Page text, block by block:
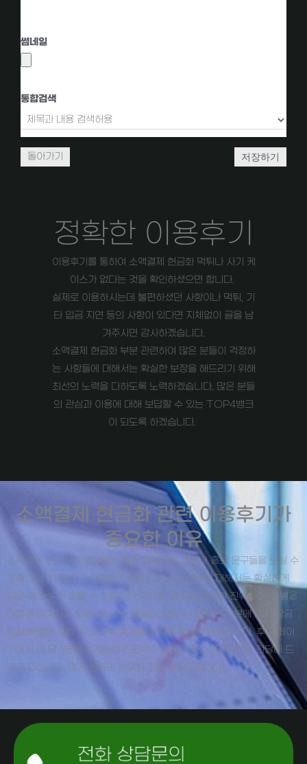
썸네일
통합검색
돌아가기 저장하기
정확한 이용후기
이용후기를 통하여 소액결제 현금화 먹튀나 사기 케
이스가 없다는 것을 확인하셨으면 합니다.
실제로 이용하시는데 불편하셨던 사항이나 먹튀, 기
타 입금 지연 등의 사항이 있다면 지체없이 글을 남
겨주시면 감사하곘습니다.
소액결제 현금화 부분 관련하여 많은 분들이 걱정하
는 사항들에 대해서는 확실한 보장을 해드리기 위해
최선의 노력을 다하도록 노력하겠습니다. 많은 분들
의 관심과 이용에 대해 보답할 수 있는 TOP4뱅크
이 되도록 하겠습니다.
소액결제 현금화 관련 이용후기가
중요한 이유
소액결제 현금화의 경우에는 많은 업체들의 광고나 홍보 문구들을 보실 수
있습니다. 하지만 그 사항들이 사실인지 진위 여부에 대해서는 확실하게
답을 찾으실 수 없을 수 있습니다. 이러한 경우에 대하여 진위 여부 분별을
어렵게 여기시고 힘들어하시는 분들이 있을 수 있어 그 부분에 대한 궁금
증을 해결해 드릴 수 있도록 후기 페이지를 운영하고 있습니다. 후기 페이
지에서 매 달 1분씩 선정하여 스타벅스 아메리카노 기프티콘을 전달해 드
리고 있습니다. 많은 분들의 참여와 관심 부탁드립니다.